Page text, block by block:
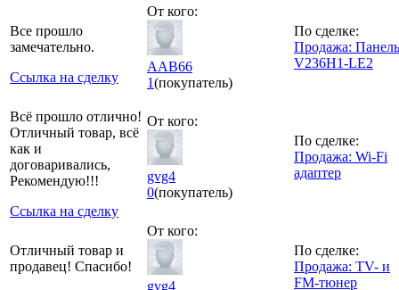
Все прошло
замечательно.
Ссылка на сделку
От кого:
AAB66
1(покупатель)
По сделке:
Продажа: Панель
V236H1-LE2
Всё прошло отлично!
Отличный товар, всё
как и
договаривались,
Рекомендую!!!
Ссылка на сделку
От кого:
gvg4
0(покупатель)
По сделке:
Продажа: Wi-Fi
адаптер
Отличный товар и
продавец! Спасибо!
От кого:
gvg4
По сделке:
Продажа: TV- и
FM-тюнер